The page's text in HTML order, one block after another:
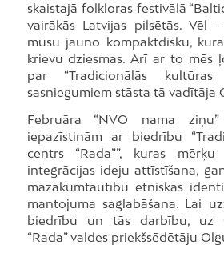
skaistajā folkloras festivālā
vairākās Latvijas pilsētās. Vēl
mūsu jauno kompaktdisku,
krievu dziesmas. Arī ar to mēs
par “Tradicionālās kultūras
sasniegumiem stāsta tā vadītāja
Februāra “NVO nama
iepazīstinām ar biedrību
centrs “Rada””, kuras
integrācijas ideju attīstīšana,
mazākumtautību etniskās
mantojuma saglabāšana. Lai
biedrību un tās darbību, uz
“Rada” valdes priekšsēdētāju